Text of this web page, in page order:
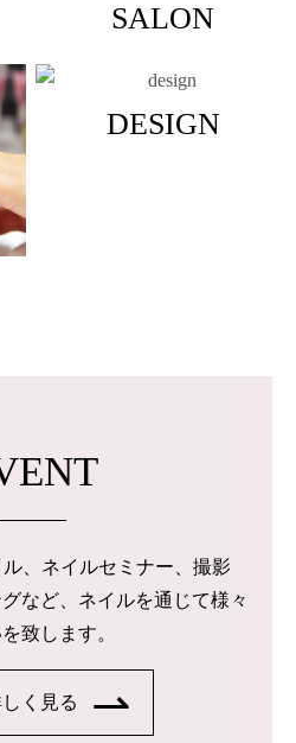
SALON
DESIGN
、ネイルセミナー、撮影
など、ネイルを通じて様々
致します。
く見る